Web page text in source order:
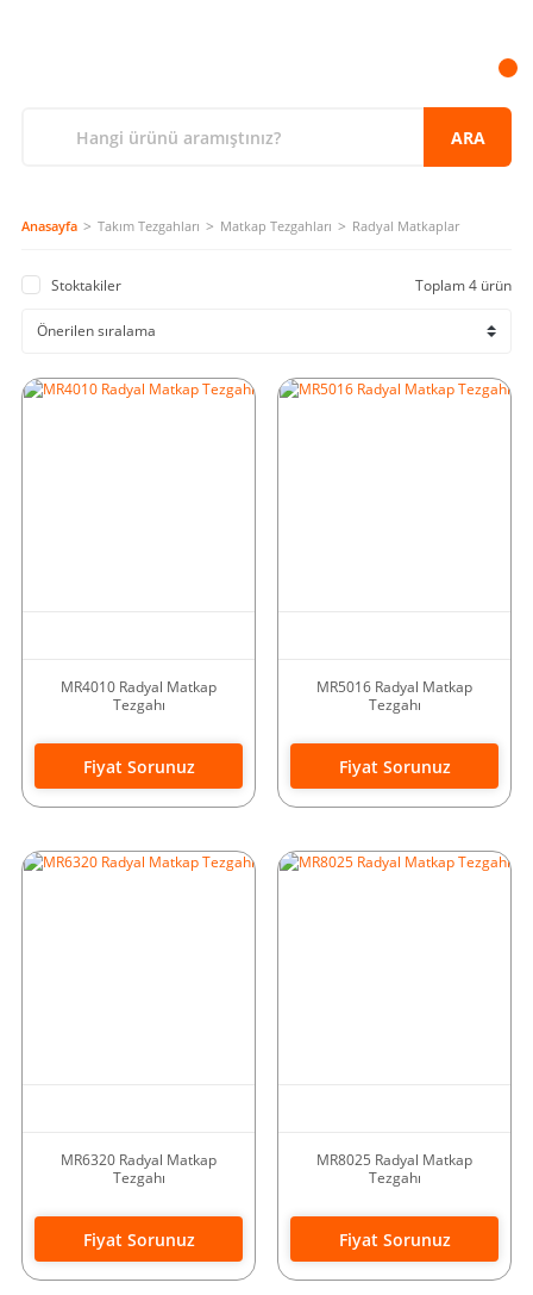
ARA
Anasayfa Takım Tezgahları Matkap Tezgahları Radyal Matkaplar
Stoktakiler Toplam 4 ürün
MR4010 Radyal Matkap
Tezgahı
Fiyat Sorunuz
MR5016 Radyal Matkap
Tezgahı
Fiyat Sorunuz
MR6320 Radyal Matkap
Tezgahı
Fiyat Sorunuz
MR8025 Radyal Matkap
Tezgahı
Fiyat Sorunuz